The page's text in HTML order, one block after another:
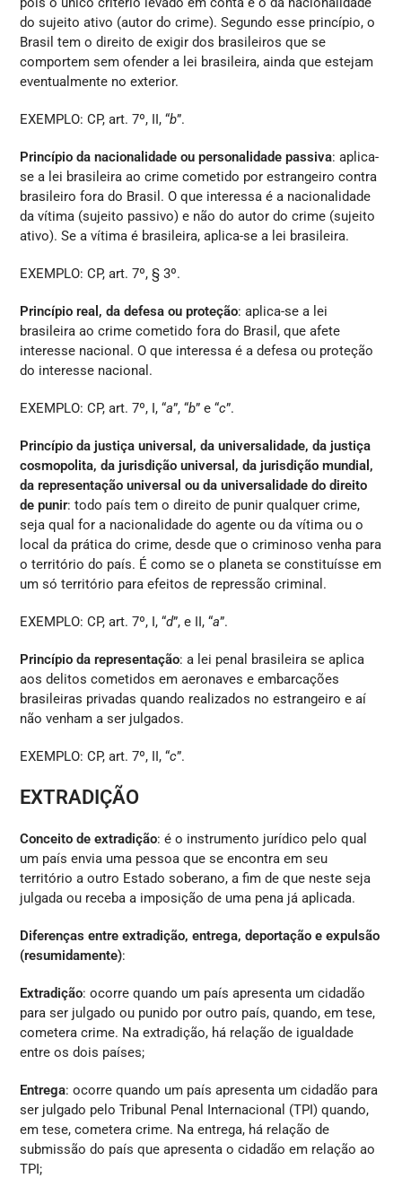
do sujeito ativo (autor do crime). Segundo esse princípio, o
Brasil tem o direito de exigir dos brasileiros que se
comportem sem ofender a lei brasileira, ainda que estejam
eventualmente no exterior.
EXEMPLO: CP, art. 7º, II, “b”.
Princípio da nacionalidade ou personalidade passiva: aplica-
se a lei brasileira ao crime cometido por estrangeiro contra
brasileiro fora do Brasil. O que interessa é a nacionalidade
da vítima (sujeito passivo) e não do autor do crime (sujeito
ativo). Se a vítima é brasileira, aplica-se a lei brasileira.
EXEMPLO: CP, art. 7º, § 3º.
Princípio real, da defesa ou proteção: aplica-se a lei
brasileira ao crime cometido fora do Brasil, que afete
interesse nacional. O que interessa é a defesa ou proteção
do interesse nacional.
EXEMPLO: CP, art. 7º, I, “a”, “b” e “c”.
Princípio da justiça universal, da universalidade, da justiça
cosmopolita, da jurisdição universal, da jurisdição mundial,
da representação universal ou da universalidade do direito
de punir: todo país tem o direito de punir qualquer crime,
seja qual for a nacionalidade do agente ou da vítima ou o
local da prática do crime, desde que o criminoso venha para
o território do país. É como se o planeta se constituísse em
um só território para efeitos de repressão criminal.
EXEMPLO: CP, art. 7º, I, “d”, e II, “a”.
Princípio da representação: a lei penal brasileira se aplica
aos delitos cometidos em aeronaves e embarcações
brasileiras privadas quando realizados no estrangeiro e aí
não venham a ser julgados.
EXEMPLO: CP, art. 7º, II, “c”.
EXTRADIÇÃO
Conceito de extradição: é o instrumento jurídico pelo qual
um país envia uma pessoa que se encontra em seu
território a outro Estado soberano, a fim de que neste seja
julgada ou receba a imposição de uma pena já aplicada.
Diferenças entre extradição, entrega, deportação e expulsão
(resumidamente):
Extradição: ocorre quando um país apresenta um cidadão
para ser julgado ou punido por outro país, quando, em tese,
cometera crime. Na extradição, há relação de igualdade
entre os dois países;
Entrega: ocorre quando um país apresenta um cidadão para
ser julgado pelo Tribunal Penal Internacional (TPI) quando,
em tese, cometera crime. Na entrega, há relação de
submissão do país que apresenta o cidadão em relação ao
TPI;